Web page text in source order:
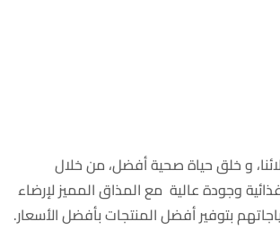
و خلق حياة صحية أفضل، من خلال
وجودة عالية مع المذاق المميز لإرضاء
بتوفير أفضل المنتجات بأفضل الأسعار.